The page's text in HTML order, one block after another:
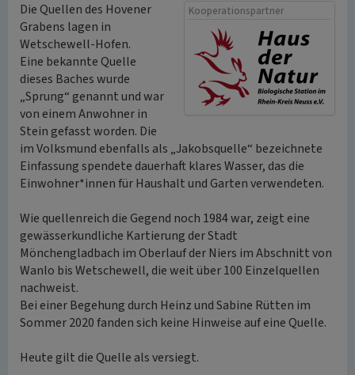
Kooperationspartner
Die Quellen des Hovener
Grabens lagen in
Wetschewell-Hofen.
Eine bekannte Quelle
dieses Baches wurde
„Sprung“ genannt und war
von einem Anwohner in
Stein gefasst worden. Die
im Volksmund ebenfalls als „Jakobsquelle“ bezeichnete
Einfassung spendete dauerhaft klares Wasser, das die
Einwohner*innen für Haushalt und Garten verwendeten.
Wie quellenreich die Gegend noch 1984 war, zeigt eine
gewässerkundliche Kartierung der Stadt
Mönchengladbach im Oberlauf der Niers im Abschnitt von
Wanlo bis Wetschewell, die weit über 100 Einzelquellen
nachweist.
Bei einer Begehung durch Heinz und Sabine Rütten im
Sommer 2020 fanden sich keine Hinweise auf eine Quelle.
Heute gilt die Quelle als versiegt.